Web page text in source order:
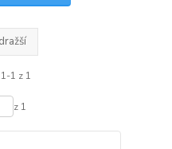
1 z 1
z 1